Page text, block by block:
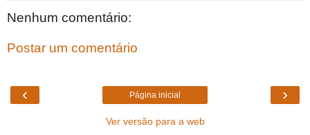
Nenhum comentário:
Postar um comentário
‹ ›
Página inicial
Ver versão para a web